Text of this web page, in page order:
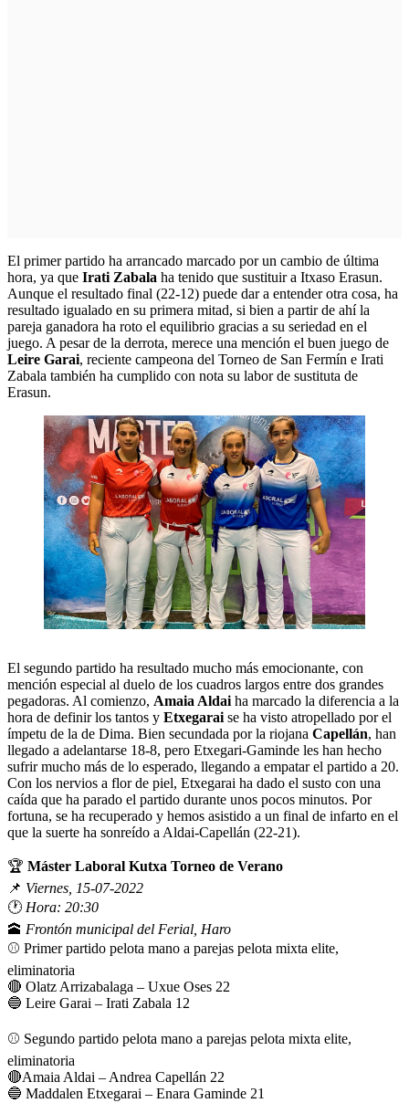
El primer partido ha arrancado marcado por un cambio de última
hora, ya que Irati Zabala ha tenido que sustituir a Itxaso Erasun.
Aunque el resultado final (22-12) puede dar a entender otra cosa, ha
resultado igualado en su primera mitad, si bien a partir de ahí la
pareja ganadora ha roto el equilibrio gracias a su seriedad en el
juego. A pesar de la derrota, merece una mención el buen juego de
Leire Garai, reciente campeona del Torneo de San Fermín e Irati
Zabala también ha cumplido con nota su labor de sustituta de
Erasun.
El segundo partido ha resultado mucho más emocionante, con
mención especial al duelo de los cuadros largos entre dos grandes
pegadoras. Al comienzo, Amaia Aldai ha marcado la diferencia a la
hora de definir los tantos y Etxegarai se ha visto atropellado por el
ímpetu de la de Dima. Bien secundada por la riojana Capellán, han
llegado a adelantarse 18-8, pero Etxegari-Gaminde les han hecho
sufrir mucho más de lo esperado, llegando a empatar el partido a 20.
Con los nervios a flor de piel, Etxegarai ha dado el susto con una
caída que ha parado el partido durante unos pocos minutos. Por
fortuna, se ha recuperado y hemos asistido a un final de infarto en el
que la suerte ha sonreído a Aldai-Capellán (22-21).
🏆 Máster Laboral Kutxa Torneo de Verano
📌 Viernes, 15-07-2022
🕐 Hora: 20:30
🕋 Frontón municipal del Ferial, Haro
⚾ Primer partido pelota mano a parejas pelota mixta elite,
eliminatoria
🔴 Olatz Arrizabalaga – Uxue Oses 22
🔵 Leire Garai – Irati Zabala 12
⚾ Segundo partido pelota mano a parejas pelota mixta elite,
eliminatoria
🔴Amaia Aldai – Andrea Capellán 22
🔵 Maddalen Etxegarai – Enara Gaminde 21